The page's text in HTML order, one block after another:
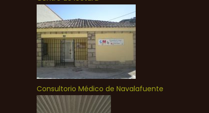
Consultorio Médico de Navalafuente